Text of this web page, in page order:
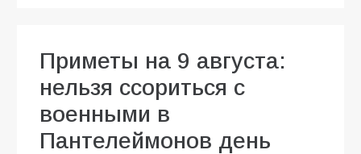
Приметы на 9 августа:
нельзя ссориться с
военными в
Пантелеймонов день